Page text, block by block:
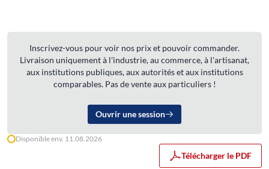
Inscrivez-vous pour voir nos prix et pouvoir commander.
Livraison uniquement à l'industrie, au commerce, à l'artisanat,
aux institutions publiques, aux autorités et aux institutions
comparables. Pas de vente aux particuliers !
Ouvrir une session
Disponible env. 11.08.2026
Télécharger le PDF